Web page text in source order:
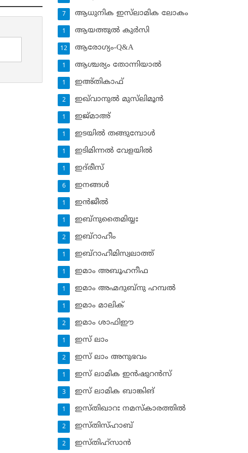
ആധുനിക ഇസ്‌ലാമിക ലോകം
7
ആയത്തുല്‍ കുര്‍സി
1
ആരോഗ്യം-Q&A
12
ആശ്ചര്യം തോന്നിയാല്‍
1
ഇഅ്തികാഫ്‌
1
ഇഖ്‌വാനുല്‍ മുസ്‌ലിമൂന്‍
2
ഇജ്മാഅ്
1
ഇടയില്‍ തങ്ങുമ്പോള്‍
1
ഇടിമിന്നല്‍ വേളയില്‍
1
ഇദ്‌രീസ്‌
1
ഇനങ്ങള്‍
6
ഇന്‍ജീല്‍
1
ഇബ്‌നുതൈമിയ്യഃ
1
ഇബ്‌റാഹീം
2
ഇബ്‌റാഹീമിസ്വലാത്ത്
1
ഇമാം അബൂഹനീഫ
1
ഇമാം അഹ്മദുബ്‌നു ഹമ്പല്‍
1
ഇമാം മാലിക്
1
ഇമാം ശാഫിഈ
2
ഇസ് ലാം
1
ഇസ് ലാം അനുഭവം
2
ഇസ് ലാമിക ഇന്‍ഷുറന്‍സ്‌
1
ഇസ് ലാമിക ബാങ്കിങ്‌
3
ഇസ്തിഖാറഃ നമസ്‌കാരത്തില്‍
1
ഇസ്തിസ്ഹാബ്
2
ഇസ്തിഹ്‌സാന്‍
2